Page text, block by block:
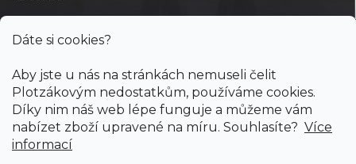
Dáte si cookies?
Aby jste u nás na stránkách nemuseli čelit
Plotzákovým nedostatkům, používáme cookies.
Díky nim náš web lépe funguje a můžeme vám
nabízet zboží upravené na míru. Souhlasíte? Více
informací